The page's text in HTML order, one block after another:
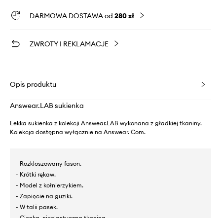
DARMOWA DOSTAWA od 280 zł
ZWROTY I REKLAMACJE
Opis produktu
Answear.LAB sukienka
Lekka sukienka z kolekcji Answear.LAB wykonana z gładkiej tkaniny.
Kolekcja dostępna wyłącznie na Answear. Com.
- Rozkloszowany fason.
- Krótki rękaw.
- Model z kołnierzykiem.
- Zapięcie na guziki.
- W talii pasek.